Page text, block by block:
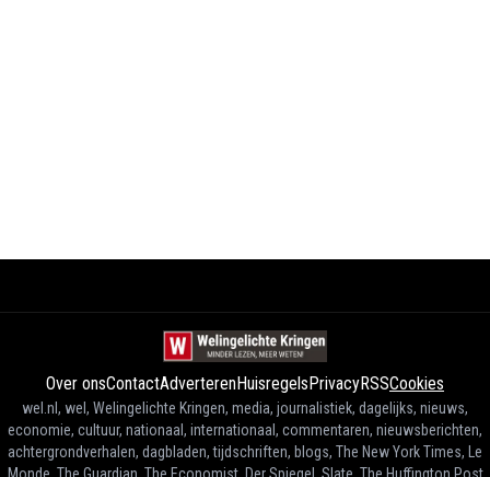
Over onsContactAdverterenHuisregelsPrivacyRSSCookies
wel.nl, wel, Welingelichte Kringen, media, journalistiek, dagelijks, nieuws,
economie, cultuur, nationaal, internationaal, commentaren, nieuwsberichten,
achtergrondverhalen, dagbladen, tijdschriften, blogs, The New York Times, Le
Monde, The Guardian, The Economist, Der Spiegel, Slate, The Huffington Post